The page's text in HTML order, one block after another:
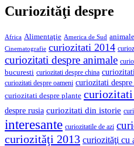
Curiozităţi despre
Africa Alimentaţie America de Sud
Cinematografie curiozitati 2014
curiozitati despre animale
bucuresti curiozitati despre china
curiozitati despre oameni curiozitati despre
curiozitati despre plante curiozitati
despre rusia curiozitati din istorie
interesante curiozitatile de azi
curiozităţi 2013 curiozităţi cu